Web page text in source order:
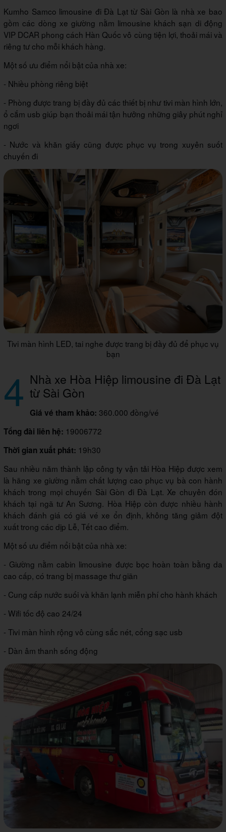
Kumho Samco limousine đi Đà Lạt từ Sài Gòn là nhà xe bao
gồm các dòng xe giường nằm limousine khách sạn di động
VIP DCAR phong cách Hàn Quốc vô cùng tiện lợi, thoải mái và
riêng tư cho mỗi khách hàng.
Một số ưu điểm nổi bật của nhà xe:
- Nhiều phòng riêng biệt
- Phòng được trang bị đầy đủ các thiết bị như tivi màn hình lớn,
ổ cắm usb giúp bạn thoải mái tận hưởng những giây phút nghỉ
ngơi
- Nước và khăn giấy cũng được phục vụ trong xuyên suốt
chuyến đi
Tivi màn hình LED, tai nghe được trang bị đầy đủ để phục vụ
bạn
4 Nhà xe Hòa Hiệp limousine đi Đà Lạt
từ Sài Gòn
Giá vé tham khảo: 360.000 đồng/vé
Tổng đài liên hệ: 19006772
Thời gian xuất phát: 19h30
Sau nhiều năm thành lập công ty vận tải Hòa Hiệp được xem
là hãng xe giường nằm chất lượng cao phục vụ bà con hành
khách trong mọi chuyến Sài Gòn đi Đà Lạt. Xe chuyên đón
khách tại ngã tư An Sương. Hòa Hiệp còn được nhiều hành
khách đánh giá có giá vé xe ổn định, không tăng giảm đột
xuất trong các dịp Lễ, Tết cao điểm.
Một số ưu điểm nổi bật của nhà xe:
- Giường nằm cabin limousine được bọc hoàn toàn bằng da
cao cấp, có trang bị massage thư giãn
- Cung cấp nước suối và khăn lạnh miễn phí cho hành khách
- Wifi tốc độ cao 24/24
- Tivi màn hình rộng vô cùng sắc nét, cổng sạc usb
- Dàn âm thanh sống động